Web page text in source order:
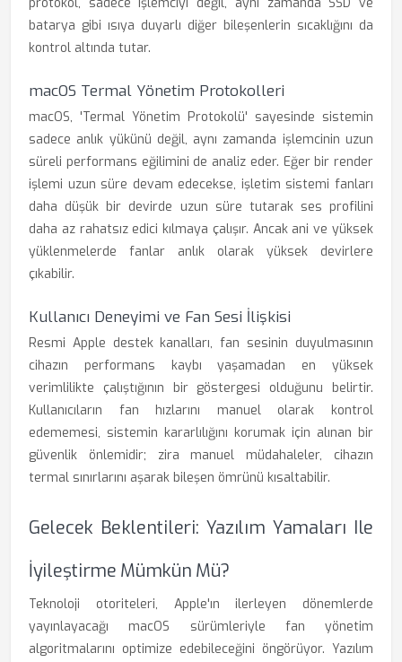
batarya gibi ısıya duyarlı diğer bileşenlerin sıcaklığını da
kontrol altında tutar.
macOS Termal Yönetim Protokolleri
macOS, 'Termal Yönetim Protokolü' sayesinde sistemin
sadece anlık yükünü değil, aynı zamanda işlemcinin uzun
süreli performans eğilimini de analiz eder. Eğer bir render
işlemi uzun süre devam edecekse, işletim sistemi fanları
daha düşük bir devirde uzun süre tutarak ses profilini
daha az rahatsız edici kılmaya çalışır. Ancak ani ve yüksek
yüklenmelerde fanlar anlık olarak yüksek devirlere
çıkabilir.
Kullanıcı Deneyimi ve Fan Sesi İlişkisi
Resmi Apple destek kanalları, fan sesinin duyulmasının
cihazın performans kaybı yaşamadan en yüksek
verimlilikte çalıştığının bir göstergesi olduğunu belirtir.
Kullanıcıların fan hızlarını manuel olarak kontrol
edememesi, sistemin kararlılığını korumak için alınan bir
güvenlik önlemidir; zira manuel müdahaleler, cihazın
termal sınırlarını aşarak bileşen ömrünü kısaltabilir.
Gelecek Beklentileri: Yazılım Yamaları Ile
İyileştirme Mümkün Mü?
Teknoloji otoriteleri, Apple'ın ilerleyen dönemlerde
yayınlayacağı macOS sürümleriyle fan yönetim
algoritmalarını optimize edebileceğini öngörüyor. Yazılım